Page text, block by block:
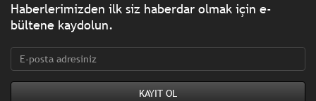
Haberlerimizden ilk siz haberdar olmak için e-
bültene kaydolun.